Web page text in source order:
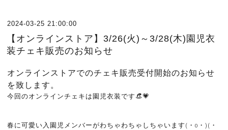
2024-03-25 21:00:00
【オンラインストア】3/26(火)～3/28(木)園児衣
装チェキ販売のお知らせ
オンラインストアでのチェキ販売受付開始のお知らせ
を致します。
今回のオンラインチェキは園児衣装です👒💗
春に可愛い入園児メンバーがわちゃわちゃしちゃいます(・o・)(・